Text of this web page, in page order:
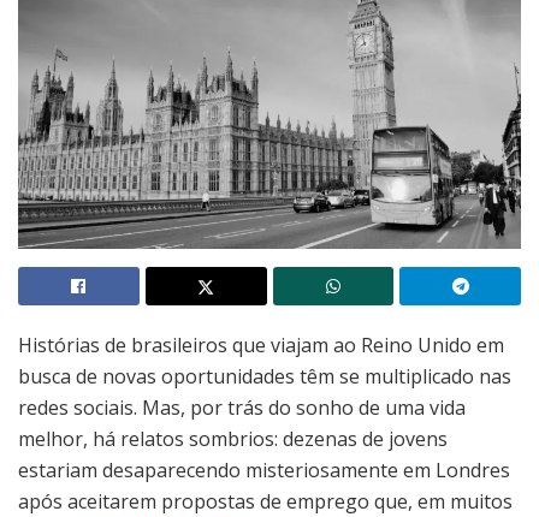
Histórias de brasileiros que viajam ao Reino Unido em
busca de novas oportunidades têm se multiplicado nas
redes sociais. Mas, por trás do sonho de uma vida
melhor, há relatos sombrios: dezenas de jovens
estariam desaparecendo misteriosamente em Londres
após aceitarem propostas de emprego que, em muitos